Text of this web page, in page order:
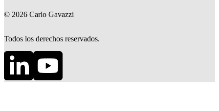
© 2026 Carlo Gavazzi
Todos los derechos reservados.